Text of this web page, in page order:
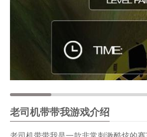
老司机带带我游戏介绍